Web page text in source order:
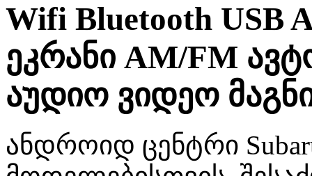
Wifi Bluetooth USB
ეკრანი AM/FM
აუდიო ვიდეო
ანდროიდ ცენტრი